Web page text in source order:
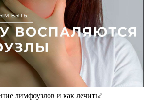
лимфоузлов и как лечить?